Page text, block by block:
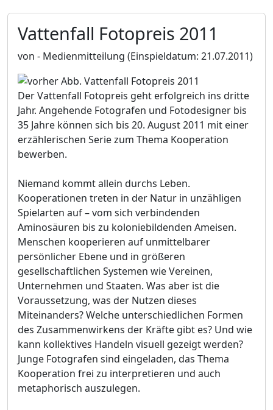
Vattenfall Fotopreis 2011
von - Medienmitteilung (Einspieldatum: 21.07.2011)
Der Vattenfall Fotopreis geht erfolgreich ins dritte
Jahr. Angehende Fotografen und Fotodesigner bis
35 Jahre können sich bis 20. August 2011 mit einer
erzählerischen Serie zum Thema Kooperation
bewerben.
Niemand kommt allein durchs Leben.
Kooperationen treten in der Natur in unzähligen
Spielarten auf – vom sich verbindenden
Aminosäuren bis zu koloniebildenden Ameisen.
Menschen kooperieren auf unmittelbarer
persönlicher Ebene und in größeren
gesellschaftlichen Systemen wie Vereinen,
Unternehmen und Staaten. Was aber ist die
Voraussetzung, was der Nutzen dieses
Miteinanders? Welche unterschiedlichen Formen
des Zusammenwirkens der Kräfte gibt es? Und wie
kann kollektives Handeln visuell gezeigt werden?
Junge Fotografen sind eingeladen, das Thema
Kooperation frei zu interpretieren und auch
metaphorisch auszulegen.